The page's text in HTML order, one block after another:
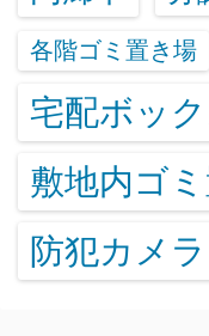
各階ゴミ置き場
宅配ボッ
敷地内ゴ
防犯カメラ